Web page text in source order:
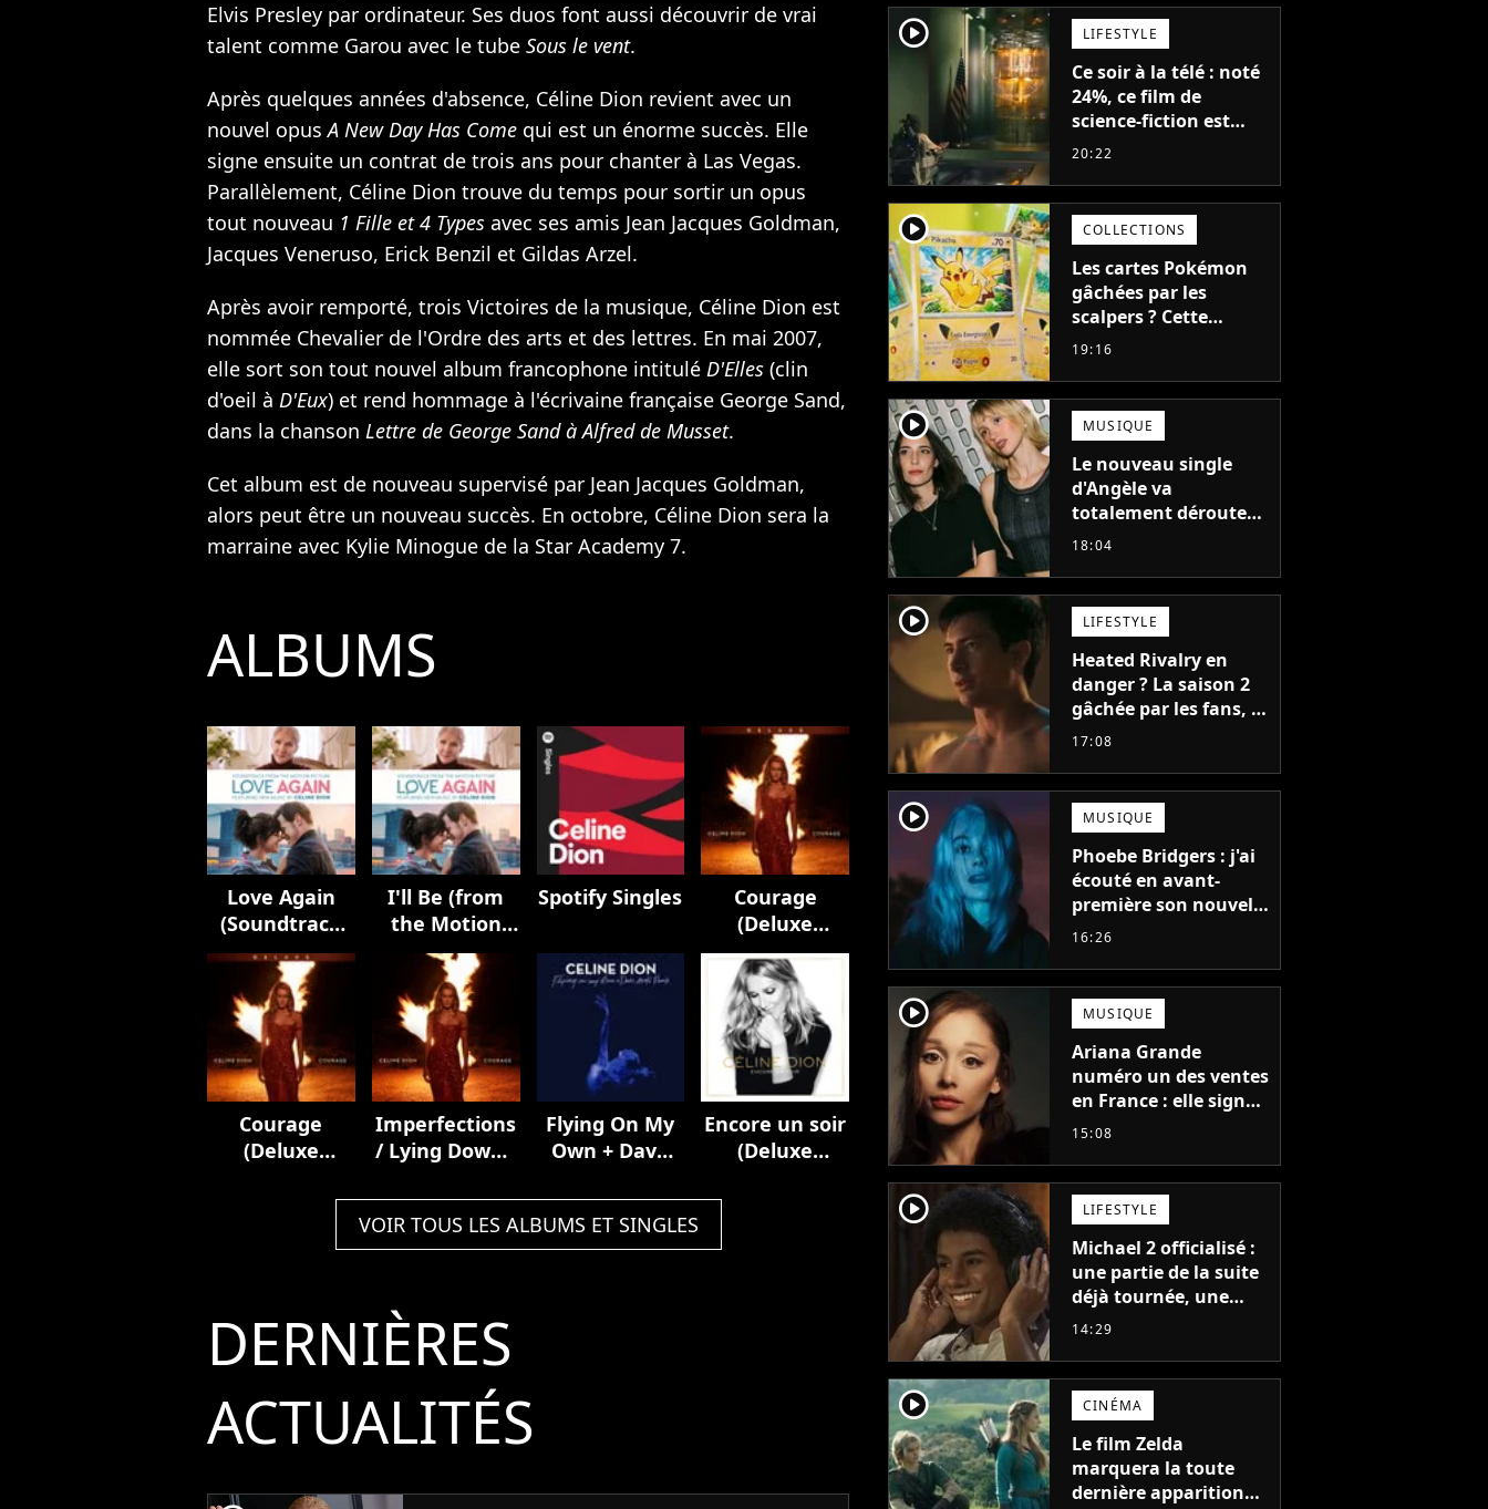
Elvis Presley par ordinateur. Ses duos font aussi découvrir de vrai
talent comme Garou avec le tube Sous le vent.
Après quelques années d'absence, Céline Dion revient avec un
nouvel opusA New Day Has Come qui est un énorme succès. Elle
signe ensuite un contrat de trois ans pour chanter à Las Vegas.
Parallèlement, Céline Dion trouve du temps pour sortir un opus
tout nouveau 1 Fille et 4 Types avec ses amis Jean Jacques Goldman,
Jacques Veneruso, Erick Benzil et Gildas Arzel.
Après avoir remporté, trois Victoires de la musique, Céline Dion est
nommée Chevalier de l'Ordre des arts et des lettres. En mai 2007,
elle sort son tout nouvel album francophone intitulé D'Elles (clin
d'oeil à D'Eux) et rend hommage à l'écrivaine française George Sand,
dans la chanson Lettre de George Sand à Alfred de Musset.
Cet album est de nouveau supervisé par Jean Jacques Goldman,
alors peut être un nouveau succès. En octobre, Céline Dion sera la
marraine avec Kylie Minogue de la Star Academy 7.
ALBUMS
Love Again
(Soundtrack
from the
Motion
Picture)
I'll Be (from
the Motion
Picture
Soundtrack
Love Again)
Spotify Singles
Courage
(Deluxe
Edition)
Courage
(Deluxe
Imperfections
/ Lying Down /
Flying On My
Own + Dave
Encore un soir
(Deluxe
VOIR TOUS LES ALBUMS ET SINGLES
DERNIÈRES
ACTUALITÉS
player2 LIFESTYLE
Ce soir à la télé : noté
24%, ce film de
science-fiction est
complètement raté,
encore pire à cause de
son acteur
20:22
player2 COLLECTIONS
Les cartes Pokémon
gâchées par les
scalpers ? Cette
technique géniale
ruiner les revendeurs
19:16
player2 MUSIQUE
Le nouveau single
d'Angèle va
totalement dérouter
le public, et c'est une
18:04
player2 LIFESTYLE
Heated Rivalry en
danger ? La saison 2
gâchée par les fans, le
créateur pousse un
17:08
player2 MUSIQUE
Phoebe Bridgers : j'ai
écouté en avant-
première son nouvel
album, c'est le bijou
16:26
player2 MUSIQUE
Ariana Grande
numéro un des ventes
en France : elle signe
le meilleur démarrage
son album Petal
15:08
player2 LIFESTYLE
Michael 2 officialisé :
une partie de la suite
déjà tournée, une
sortie possible en
14:29
player2 CINÉMA
Le film Zelda
marquera la toute
dernière apparition